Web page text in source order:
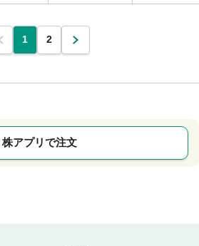
1 2
株アプリで注文